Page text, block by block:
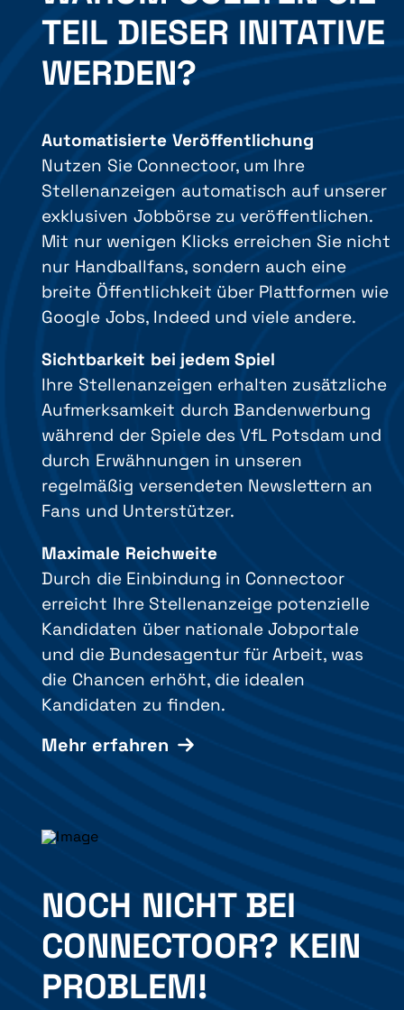
TEIL DIESER INITATIVE
WERDEN?
Automatisierte Veröffentlichung
Nutzen Sie Connectoor, um Ihre
Stellenanzeigen automatisch auf unserer
exklusiven Jobbörse zu veröffentlichen.
Mit nur wenigen Klicks erreichen Sie nicht
nur Handballfans, sondern auch eine
breite Öffentlichkeit über Plattformen wie
Google Jobs, Indeed und viele andere.
Sichtbarkeit bei jedem Spiel
Ihre Stellenanzeigen erhalten zusätzliche
Aufmerksamkeit durch Bandenwerbung
während der Spiele des VfL Potsdam und
durch Erwähnungen in unseren
regelmäßig versendeten Newslettern an
Fans und Unterstützer.
Maximale Reichweite
Durch die Einbindung in Connectoor
erreicht Ihre Stellenanzeige potenzielle
Kandidaten über nationale Jobportale
und die Bundesagentur für Arbeit, was
die Chancen erhöht, die idealen
Kandidaten zu finden.
Mehr erfahren
NOCH NICHT BEI
CONNECTOOR? KEIN
PROBLEM!